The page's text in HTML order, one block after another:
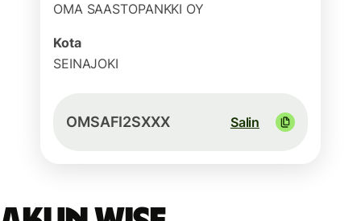
OMA SAASTOPANKKI OY
Kota
SEINAJOKI
OMSAFI2SXXX Salin